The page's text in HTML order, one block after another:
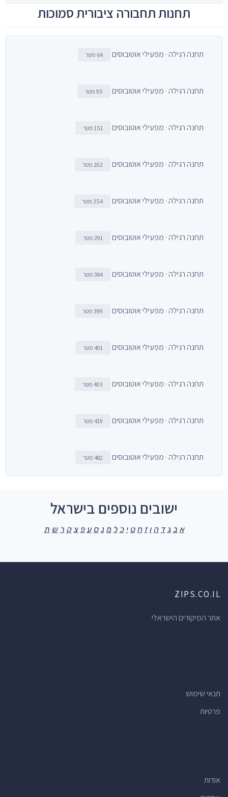
תחנות תחבורה ציבורית סמוכות
תחנה רגילה · מפעילי אוטובוסים 64 מטר
תחנה רגילה · מפעילי אוטובוסים 95 מטר
תחנה רגילה · מפעילי אוטובוסים 151 מטר
תחנה רגילה · מפעילי אוטובוסים 202 מטר
תחנה רגילה · מפעילי אוטובוסים 254 מטר
תחנה רגילה · מפעילי אוטובוסים 291 מטר
תחנה רגילה · מפעילי אוטובוסים 384 מטר
תחנה רגילה · מפעילי אוטובוסים 399 מטר
תחנה רגילה · מפעילי אוטובוסים 401 מטר
תחנה רגילה · מפעילי אוטובוסים 403 מטר
תחנה רגילה · מפעילי אוטובוסים 419 מטר
תחנה רגילה · מפעילי אוטובוסים 482 מטר
ישובים נוספים בישראל
א ב ג ד ה ו ז ח ט י כ ל מ נ ס ע פ צ ק ר ש ת
ZIPS.CO.IL
אתר המיקודים הישראלי
תנאי שימוש
פרטיות
אודות